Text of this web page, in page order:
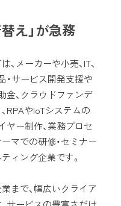
え」が急務
メーカーや小売、IT、
・サービス開発支援や
金、クラウドファンデ
RPAやIoTシステムの
ヤー制作、業務プロセ
ーマでの研修・セミナー
ィング企業です。
まで、幅広いクライア